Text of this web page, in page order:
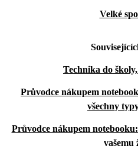
Velké
Technika do
Průvodce nákupem
všechny
Průvodce nákupem
vašemu